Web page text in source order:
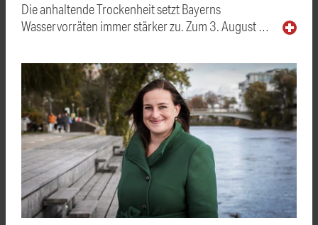
Die anhaltende Trockenheit setzt Bayerns
Wasservorräten immer stärker zu. Zum 3. August …